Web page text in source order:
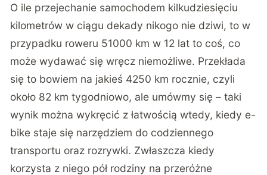
O ile przejechanie samochodem kilkudziesięciu
kilometrów w ciągu dekady nikogo nie dziwi, to w
przypadku roweru 51000 km w 12 lat to coś, co
może wydawać się wręcz niemożliwe. Przekłada
się to bowiem na jakieś 4250 km rocznie, czyli
około 82 km tygodniowo, ale umówmy się – taki
wynik można wykręcić z łatwością wtedy, kiedy e-
bike staje się narzędziem do codziennego
transportu oraz rozrywki. Zwłaszcza kiedy
korzysta z niego pół rodziny na przeróżne